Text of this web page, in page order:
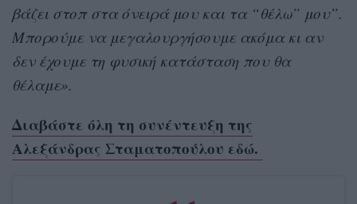
βάζει στοπ στα όνειρά μου και τα “θέλω” μου”.
Μπορούμε να μεγαλουργήσουμε ακόμα κι αν
δεν έχουμε τη φυσική κατάσταση που θα
θέλαμε».
Διαβάστε όλη τη συνέντευξη της
Αλεξάνδρας Σταματοπούλου εδώ.